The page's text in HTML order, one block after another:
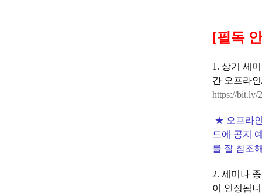
[필독
1. 상기 세
간 오프라
https://bit.ly/
★ 오프라
드에 공지
를 잘 참조
2. 세미나
이 인정됩